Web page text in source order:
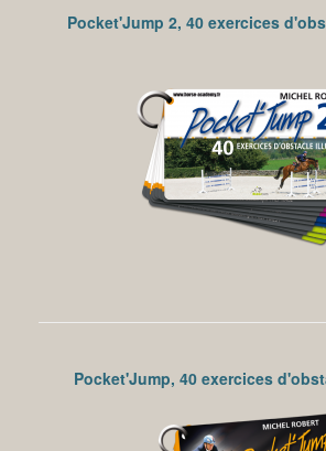
Pocket'Jump 2, 40 exercices
Pocket'Jump, 40 exercices